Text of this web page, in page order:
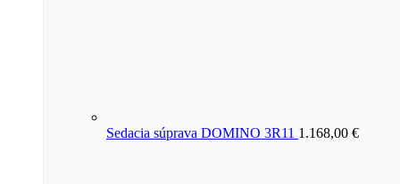
Sedacia súprava DOMINO 3R11 1.168,00 €